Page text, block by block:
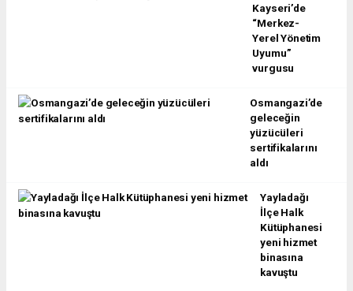
Kayseri’de
“Merkez-
Yerel Yönetim
Uyumu”
vurgusu
Osmangazi’de
geleceğin
yüzücüleri
sertifikalarını
aldı
Yayladağı
İlçe Halk
Kütüphanesi
yeni hizmet
binasına
kavuştu